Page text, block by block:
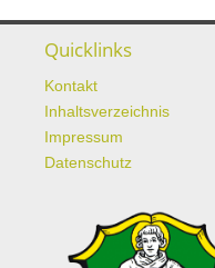
Quicklinks
Kontakt
Inhaltsverzeichnis
Impressum
Datenschutz